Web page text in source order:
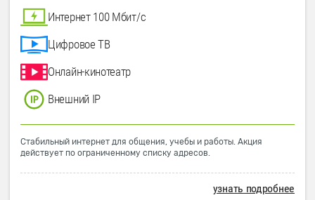
Интернет 100 Мбит/с
Цифровое ТВ
Онлайн-кинотеатр
Внешний IP
Стабильный интернет для общения, учебы и работы. Акция
действует по ограниченному списку адресов.
узнать подробнее